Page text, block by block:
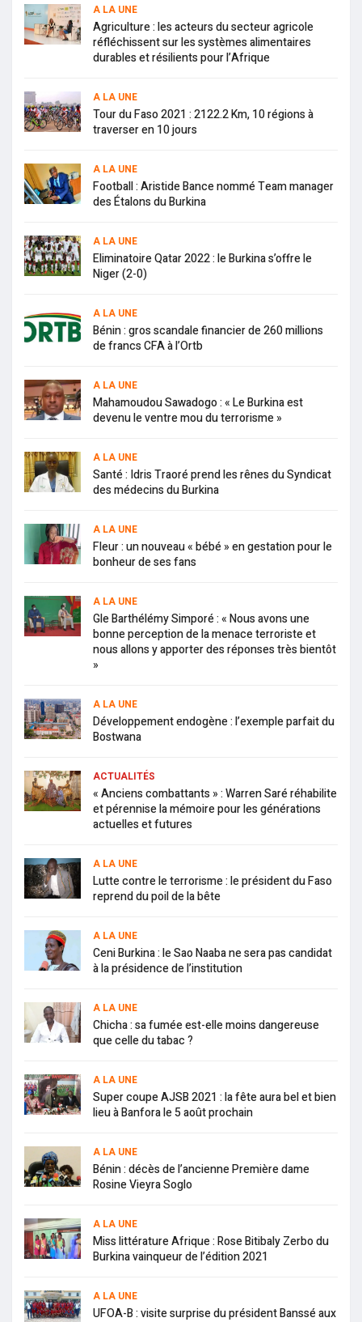
A LA UNE
Agriculture : les acteurs du secteur agricole
réfléchissent sur les systèmes alimentaires
durables et résilients pour l’Afrique
A LA UNE
Tour du Faso 2021 : 2122.2 Km, 10 régions à
traverser en 10 jours
A LA UNE
Football : Aristide Bance nommé Team manager
des Étalons du Burkina
A LA UNE
Eliminatoire Qatar 2022 : le Burkina s’offre le
Niger (2-0)
A LA UNE
Bénin : gros scandale financier de 260 millions
de francs CFA à l’Ortb
A LA UNE
Mahamoudou Sawadogo : « Le Burkina est
devenu le ventre mou du terrorisme »
A LA UNE
Santé : Idris Traoré prend les rênes du Syndicat
des médecins du Burkina
A LA UNE
Fleur : un nouveau « bébé » en gestation pour le
bonheur de ses fans
A LA UNE
Gle Barthélémy Simporé : « Nous avons une
bonne perception de la menace terroriste et
nous allons y apporter des réponses très bientôt
»
A LA UNE
Développement endogène : l’exemple parfait du
Bostwana
ACTUALITÉS
« Anciens combattants » : Warren Saré réhabilite
et pérennise la mémoire pour les générations
actuelles et futures
A LA UNE
Lutte contre le terrorisme : le président du Faso
reprend du poil de la bête
A LA UNE
Ceni Burkina : le Sao Naaba ne sera pas candidat
à la présidence de l’institution
A LA UNE
Chicha : sa fumée est-elle moins dangereuse
que celle du tabac ?
A LA UNE
Super coupe AJSB 2021 : la fête aura bel et bien
lieu à Banfora le 5 août prochain
A LA UNE
Bénin : décès de l’ancienne Première dame
Rosine Vieyra Soglo
A LA UNE
Miss littérature Afrique : Rose Bitibaly Zerbo du
Burkina vainqueur de l’édition 2021
A LA UNE
UFOA-B : visite surprise du président Banssé aux